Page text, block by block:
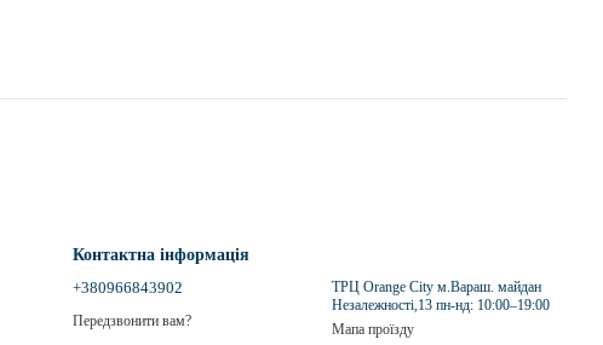
Контактна інформація
+380966843902
Передзвонити вам?
ТРЦ Orange City м.Вараш. майдан
Незалежності,13 пн-нд: 10:00–19:00
Мапа проїзду